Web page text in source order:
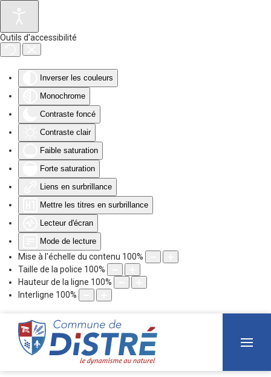
Outils d'accessibilité
Inverser les couleurs
Monochrome
Contraste foncé
Contraste clair
Faible saturation
Forte saturation
Liens en surbrillance
Mettre les titres en surbrillance
Lecteur d'écran
Mode de lecture
Mise à l'échelle du contenu 100%
Taille de la police 100%
Hauteur de la ligne 100%
Interligne 100%
Accéder au contenu principal